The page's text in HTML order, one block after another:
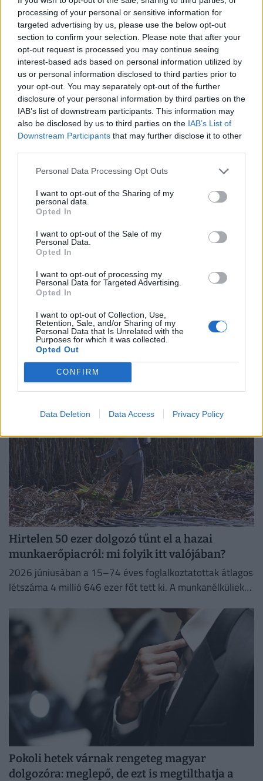
processing of your personal or sensitive information for
targeted advertising by us, please use the below opt-out
section to confirm your selection. Please note that after your
opt-out request is processed you may continue seeing
interest-based ads based on personal information utilized by
us or personal information disclosed to third parties prior to
your opt-out. You may separately opt-out of the further
disclosure of your personal information by third parties on the
IAB’s list of downstream participants. This information may
also be disclosed by us to third parties on the IAB’s List of
Downstream Participants that may further disclose it to other
Personal Data Processing Opt Outs
I want to opt-out of the Sharing of my
personal data.
Opted In
I want to opt-out of the Sale of my
Personal Data.
Opted In
I want to opt-out of processing my
Personal Data for Targeted Advertising.
Opted In
I want to opt-out of Collection, Use,
Retention, Sale, and/or Sharing of my
Personal Data that Is Unrelated with the
Purposes for which it was collected.
Opted Out
CONFIRM
Data Deletion Data Access Privacy Policy
Forr a levegő a magyar autóipari óriásnál:
azonnal leállhat a munka Pécsen és
Fehérváron
A Hanon Systems dolgozói készek a határozatlan idejű
Vallottak a szakértők: komoly bajban a magyar
dolgozók, elmaradt a várva várt nyári fordulat
A júniusi munkaerőpiaci adatok újabb gyengülést
jeleznek: egy hónap alatt több mint nyolcezerrel csökkent
a foglalkoztatottak száma.
Hirtelen 50 ezer dolgozó tűnt el a hazai
munkaerőpiacról: mi folyik itt valójában?
2026 júniusában a 15–74 éves foglalkoztatottak átlagos
létszáma 4 millió 646 ezer főt tett ki. A munkanélküliek
Pokoli hetek várnak rengeteg magyar
dolgozóra: meglepő, de ezt is megtilthatja a